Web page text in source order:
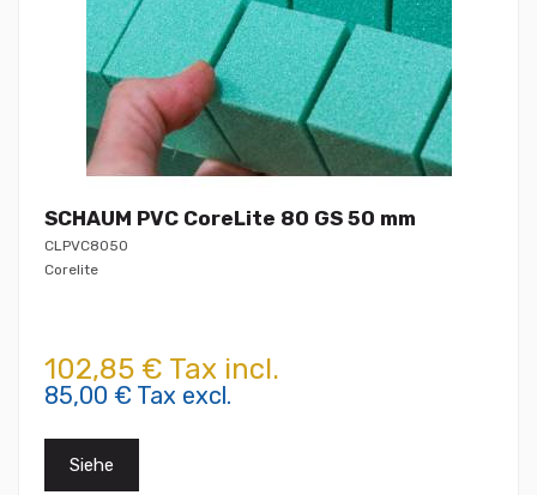
SCHAUM PVC CoreLite 80 GS 50 mm
CLPVC8050
Corelite
102,85 € Tax incl.
85,00 € Tax excl.
Siehe